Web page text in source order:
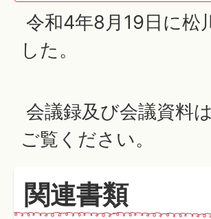
令和4年8月19日に松
した。
会議録及び会議資料
ご覧ください。
関連書類